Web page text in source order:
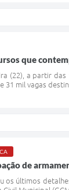
que
(22), a partir
mil vagas
de
os últimos